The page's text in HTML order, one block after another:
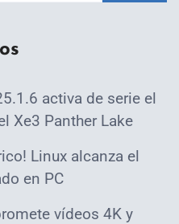
activa de serie el
Xe3 Panther Lake
Linux alcanza el
en PC
vídeos 4K y